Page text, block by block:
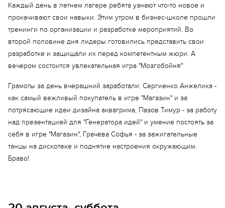
Еще 6 фото
Каждый день в летнем лагере ребята узнают что-то новое и
прокачивают свои навыки. Этим утром в бизнес-школе прошли
тренинги по организации и разработке мероприятий. Во
второй половине дня лидеры готовились представить свои
разработке и защищали их перед компетентным жюри. А
вечером состоится увлекательная игра "Мозгобойня"
Грамоты за день вчерашний заработали: Сергиенко Анжелика -
как самый вежливый покупатель в игре "Магазин" и за
потрясающие идеи дизайна аквагрима, Пазов Тимур - за работу
над презентацией для "Генератора идей" и умение постоять за
себя в игре "Магазин", Грачёва Софья - за зажигательные
танцы на дискотеке и поднятие настроения окружающим.
Браво!